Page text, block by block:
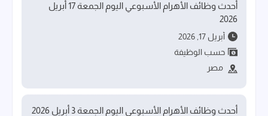
أحدث وظائف الأهرام الأسبوعي اليوم الجمعة 17 أبريل
2026
أبريل 17, 2026
حسب الوظيفة
مصر
أحدث وظائف الأهرام الأسبوعي اليوم الجمعة 3 أبريل 2026